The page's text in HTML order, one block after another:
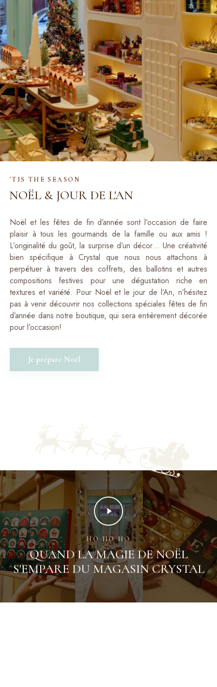
'TIS THE SEASON
NOËL & JOUR DE L'AN
Noël et les fêtes de fin d’année sont l’occasion de faire
plaisir à tous les gourmands de la famille ou aux amis !
L’originalité du goût, la surprise d’un décor… Une créativité
bien spécifique à Crystal que nous nous attachons à
perpétuer à travers des coffrets, des ballotins et autres
compositions festives pour une dégustation riche en
textures et variété. Pour Noël et le jour de l’An, n’hésitez
pas à venir découvrir nos collections spéciales fêtes de fin
d’année dans notre boutique, qui sera entièrement décorée
pour l’occasion!
Je prépare Noël
HO HO HO
QUAND LA MAGIE DE NOËL
S'EMPARE DU MAGASIN CRYSTAL